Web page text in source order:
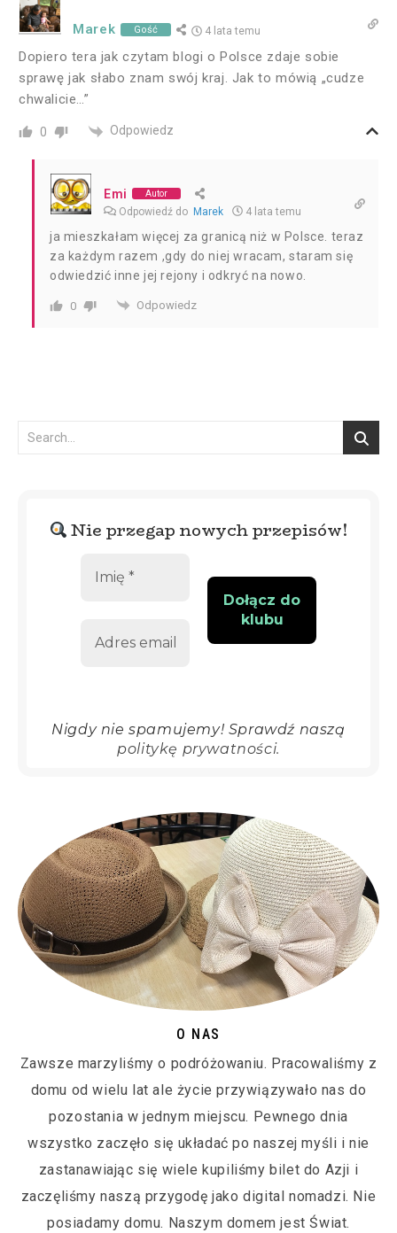
Marek Gość 4 lata temu
Dopiero tera jak czytam blogi o Polsce zdaje sobie
sprawę jak słabo znam swój kraj. Jak to mówią „cudze
chwalicie…”
0 Odpowiedz
Emi Autor
Odpowiedź do Marek 4 lata temu
ja mieszkałam więcej za granicą niż w Polsce. teraz
za każdym razem ,gdy do niej wracam, staram się
odwiedzić inne jej rejony i odkryć na nowo.
0 Odpowiedz
Nie przegap nowych przepisów!
Nigdy nie spamujemy! Sprawdź naszą
politykę prywatności.
O NAS
Zawsze marzyliśmy o podróżowaniu. Pracowaliśmy z
domu od wielu lat ale życie przywiązywało nas do
pozostania w jednym miejscu. Pewnego dnia
wszystko zaczęło się układać po naszej myśli i nie
zastanawiając się wiele kupiliśmy bilet do Azji i
zaczęliśmy naszą przygodę jako digital nomadzi. Nie
posiadamy domu. Naszym domem jest Świat.